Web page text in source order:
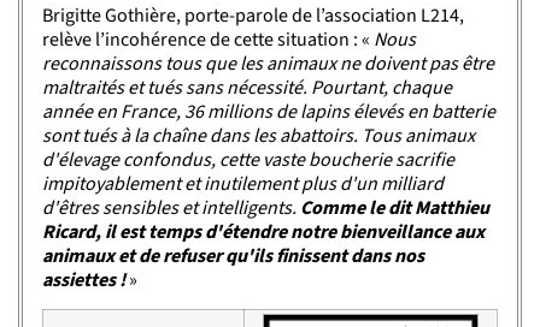
Brigitte Gothière, porte-parole de l’association L214,
relève l’incohérence de cette situation : « Nous
reconnaissons tous que les animaux ne doivent pas être
maltraités et tués sans nécessité. Pourtant, chaque
année en France, 36 millions de lapins élevés en batterie
sont tués à la chaîne dans les abattoirs. Tous animaux
d'élevage confondus, cette vaste boucherie sacrifie
impitoyablement et inutilement plus d'un milliard
d'êtres sensibles et intelligents. Comme le dit Matthieu
Ricard, il est temps d'étendre notre bienveillance aux
animaux et de refuser qu'ils finissent dans nos
assiettes !»